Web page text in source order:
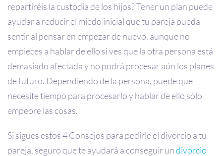
repartiréis la custodia de los hijos? Tener un plan puede
ayudar a reducir el miedo inicial que tu pareja pueda
sentir al pensar en empezar de nuevo, aunque no
empieces a hablar de ello si ves que la otra persona está
demasiado afectada y no podrá procesar aún los planes
de futuro. Dependiendo de la persona, puede que
necesite tiempo para procesarlo y hablar de ello sólo
empeore las cosas.
Si sigues estos 4 Consejos para pedirle el divorcio a tu
pareja, seguro que te ayudará a conseguir undivorcio